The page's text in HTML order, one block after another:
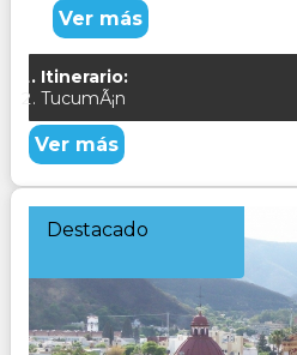
Ver más
Itinerario:
TucumÃ¡n
Ver más
Destacado